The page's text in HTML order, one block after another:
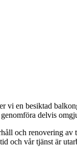
vi en besiktad
delvis
och renovering av
och vår tjänst är